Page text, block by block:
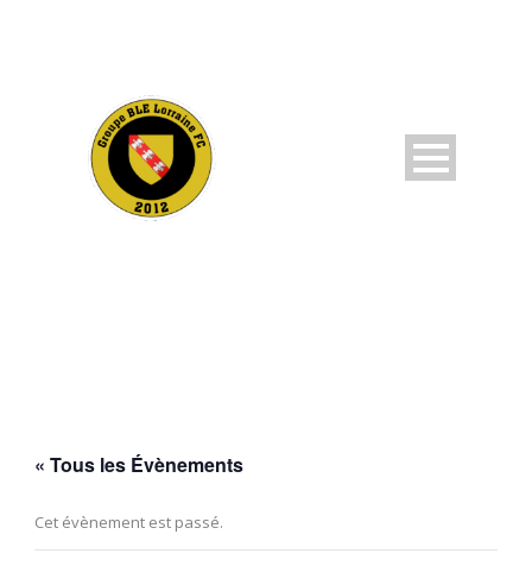
« Tous les Évènements
Cet évènement est passé.